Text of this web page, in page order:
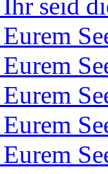
Eurem
Eurem
Eurem
Eurem
Eurem